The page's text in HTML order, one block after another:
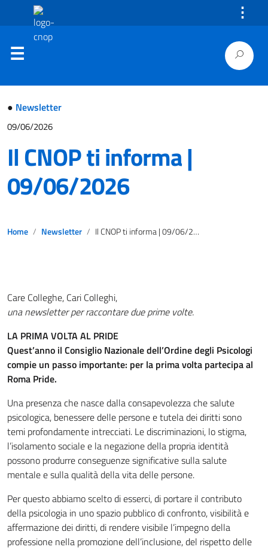
⋮
● Newsletter
09/06/2026
Il CNOP ti informa |
09/06/2026
Home Newsletter Il CNOP ti informa | 09/06/2026
Care Colleghe, Cari Colleghi,
una newsletter per raccontare due prime volte.
LA PRIMA VOLTA AL PRIDE
Quest’anno il Consiglio Nazionale dell’Ordine degli Psicologi
compie un passo importante: per la prima volta partecipa al
Roma Pride.
Una presenza che nasce dalla consapevolezza che salute
psicologica, benessere delle persone e tutela dei diritti sono
temi profondamente intrecciati. Le discriminazioni, lo stigma,
l’isolamento sociale e la negazione della propria identità
possono produrre conseguenze significative sulla salute
mentale e sulla qualità della vita delle persone.
Per questo abbiamo scelto di esserci, di portare il contributo
della psicologia in uno spazio pubblico di confronto, visibilità e
affermazione dei diritti, di rendere visibile l’impegno della
professione nella promozione dell’inclusione, del rispetto delle